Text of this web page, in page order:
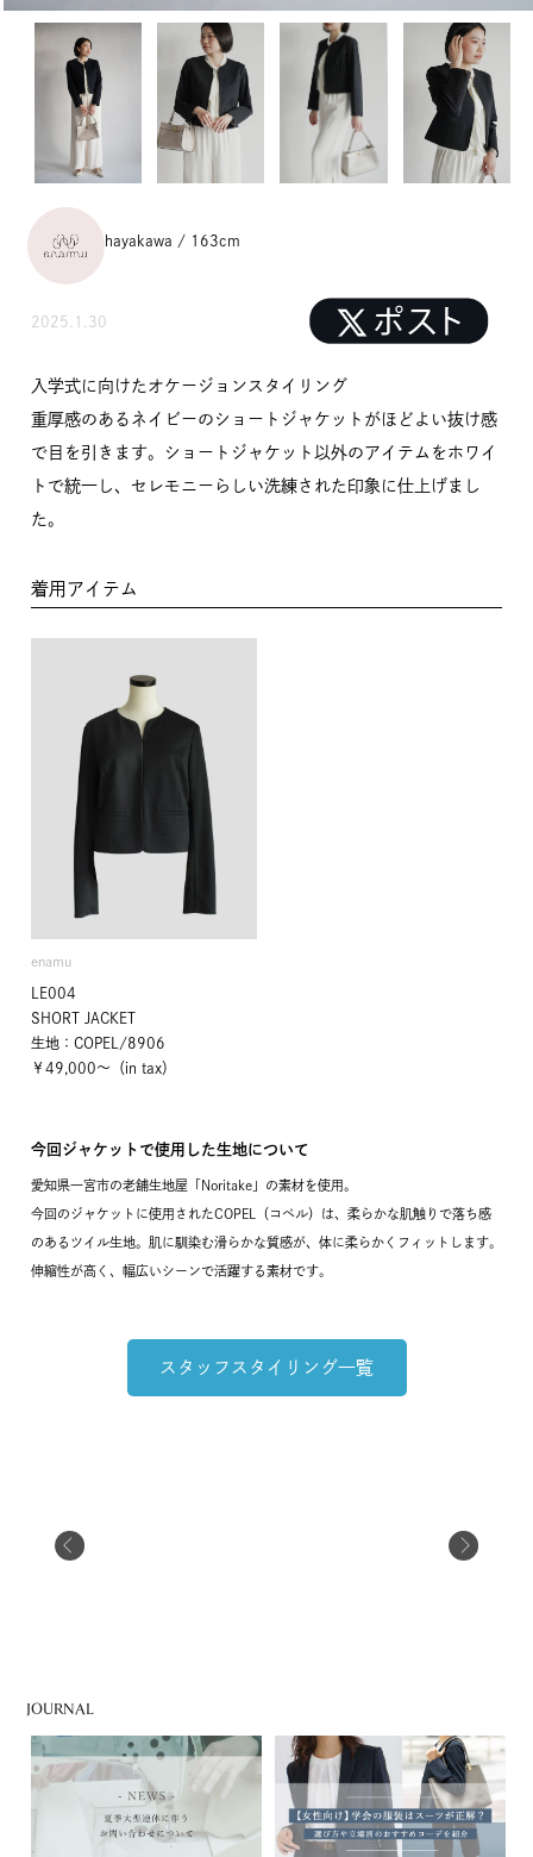
hayakawa / 163cm
2025.1.30
入学式に向けたオケージョンスタイリング
重厚感のあるネイビーのショートジャケットがほどよい抜け感
で目を引きます。ショートジャケット以外のアイテムをホワイ
トで統一し、セレモニーらしい洗練された印象に仕上げまし
た。
着用アイテム
enamu
LE004
SHORT JACKET
生地：COPEL/8906
￥49,000～（in tax）
今回ジャケットで使用した生地について
愛知県一宮市の老舗生地屋「Noritake」の素材を使用。
今回のジャケットに使用されたCOPEL（コペル）は、柔らかな肌触りで落ち感
のあるツイル生地。肌に馴染む滑らかな質感が、体に柔らかくフィットします。
伸縮性が高く、幅広いシーンで活躍する素材です。
スタッフスタイリング一覧
JOURNAL